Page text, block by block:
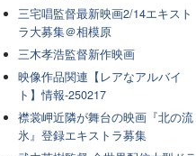
三宅唱監督最新映画2/14エキスト
ラ大募集＠相模原
三木孝浩監督新作映画
映像作品関連【レアなアルバイ
ト】情報-250217
襟裳岬近隣が舞台の映画『北の流
氷』登録エキストラ募集